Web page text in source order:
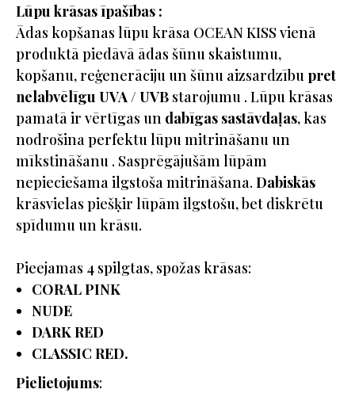
Lūpu krāsas īpašības :
Ādas kopšanas lūpu krāsa OCEAN KISS vienā
produktā piedāvā ādas šūnu skaistumu,
kopšanu, reģenerāciju un šūnu aizsardzību pret
nelabvēlīgu UVA / UVB starojumu . Lūpu krāsas
pamatā ir vērtīgas un dabīgas sastāvdaļas, kas
nodrošina perfektu lūpu mitrināšanu un
mīkstināšanu . Sasprēgājušām lūpām
nepieciešama ilgstoša mitrināšana. Dabiskās
krāsvielas piešķir lūpām ilgstošu, bet diskrētu
spīdumu un krāsu.
Pieejamas 4 spilgtas, spožas krāsas:
CORAL PINK
NUDE
DARK RED
CLASSIC RED.
Pielietojums: